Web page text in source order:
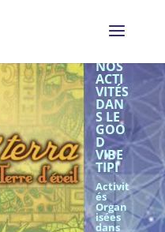
NOS
ACTI
VITÉS
DAN
S LE
GOO
D
VIBE
TIPI
Activit
és
Organ
isées
dans